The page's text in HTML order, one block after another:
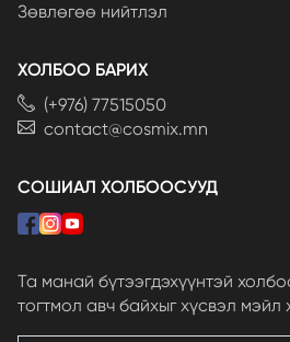
Зөвлөгөө нийтлэл
ХОЛБОО БАРИХ
(+976) 77515050
contact@cosmix.mn
СОШИАЛ ХОЛБООСУУД
Та манай бүтээгдэхүүнтэй
тогтмол авч байхыг хүсвэл мэйл